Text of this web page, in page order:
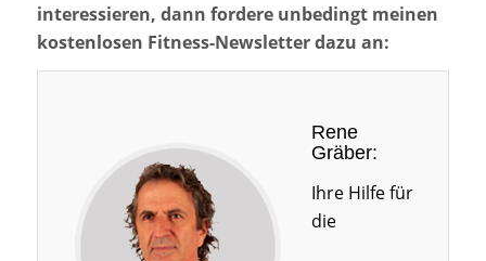
interessieren, dann fordere unbedingt meinen
kostenlosen Fitness-Newsletter dazu an:
Rene
Gräber:
Ihre Hilfe für
die